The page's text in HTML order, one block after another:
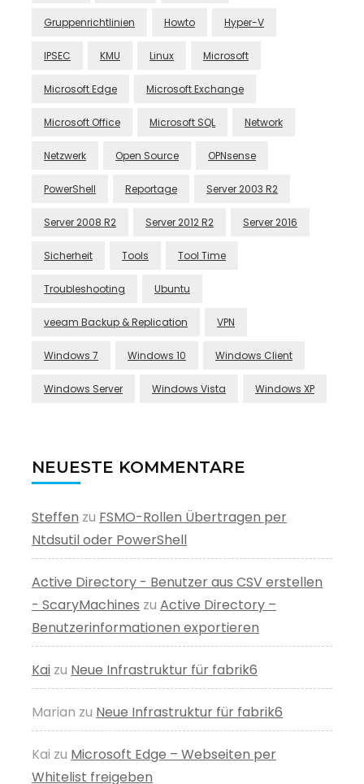
Gruppenrichtlinien Howto Hyper-V
IPSEC KMU Linux Microsoft
Microsoft Edge Microsoft Exchange
Microsoft Office Microsoft SQL Network
Netzwerk Open Source OPNsense
PowerShell Reportage Server 2003 R2
Server 2008 R2 Server 2012 R2 Server 2016
Sicherheit Tools Tool Time
Troubleshooting Ubuntu
veeam Backup & Replication VPN
Windows 7 Windows 10 Windows Client
Windows Server Windows Vista Windows XP
NEUESTE KOMMENTARE
Steffen zu FSMO-Rollen Übertragen per
Ntdsutil oder PowerShell
Active Directory - Benutzer aus CSV erstellen
- ScaryMachines zu Active Directory –
Benutzerinformationen exportieren
Kai zu Neue Infrastruktur für fabrik6
Marian zu Neue Infrastruktur für fabrik6
Kai zu Microsoft Edge – Webseiten per
Whitelist freigeben